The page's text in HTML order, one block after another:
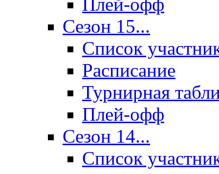
Сезон 15...
Список
Расписание
Турнирная
Плей-офф
Сезон 14...
Список